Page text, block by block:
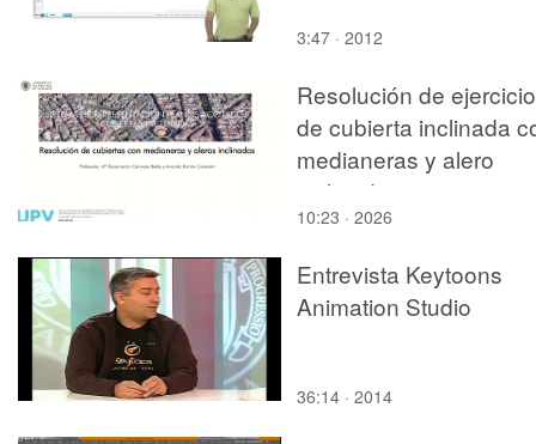
3:47 · 2012
Resolución de ejercicio
de cubierta inclinada
medianeras y alero
inclinado
10:23 · 2026
Entrevista Keytoons
Animation Studio
36:14 · 2014